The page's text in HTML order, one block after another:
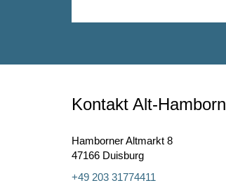
Kontakt Alt-Hamborn
Hamborner Altmarkt 8
47166 Duisburg
+49 203 31774411